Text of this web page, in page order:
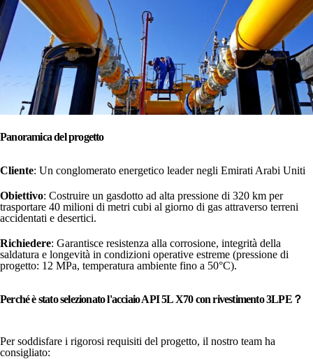
Panoramica del progetto
Cliente: Un conglomerato energetico leader negli Emirati Arabi Uniti
Obiettivo: Costruire un gasdotto ad alta pressione di 320 km per
trasportare 40 milioni di metri cubi al giorno di gas attraverso terreni
accidentati e desertici.
Richiedere: Garantisce resistenza alla corrosione, integrità della
saldatura e longevità in condizioni operative estreme (pressione di
progetto: 12 MPa, temperatura ambiente fino a 50°C).
Perché è stato selezionato l'acciaio API 5L X70 con rivestimento 3LPE？
Per soddisfare i rigorosi requisiti del progetto, il nostro team ha
consigliato: